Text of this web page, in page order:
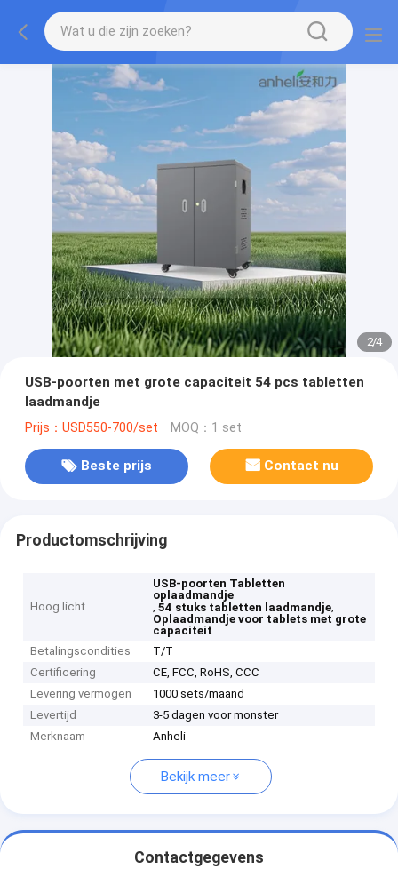
2/4
USB-poorten met grote capaciteit 54 pcs tabletten
laadmandje
Prijs：USD550-700/set MOQ：1 set
Beste prijs Contact nu
Productomschrijving
Hoog licht
USB-poorten Tabletten
oplaadmandje
,54 stuks tabletten laadmandje,
Oplaadmandje voor tablets met grote
capaciteit
Betalingscondities
T/T
Certificering
CE, FCC, RoHS, CCC
Levering vermogen
1000 sets/maand
Levertijd
3-5 dagen voor monster
Merknaam
Anheli
Bekijk meer
Contactgegevens